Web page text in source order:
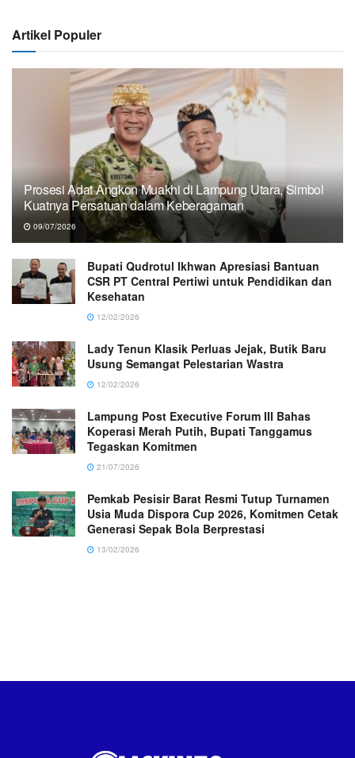
Artikel Populer
Prosesi Adat Angkon Muakhi di Lampung Utara, Simbol
Kuatnya Persatuan dalam Keberagaman
09/07/2026
Bupati Qudrotul Ikhwan Apresiasi Bantuan
CSR PT Central Pertiwi untuk Pendidikan dan
Kesehatan
12/02/2026
Lady Tenun Klasik Perluas Jejak, Butik Baru
Usung Semangat Pelestarian Wastra
12/02/2026
Lampung Post Executive Forum III Bahas
Koperasi Merah Putih, Bupati Tanggamus
Tegaskan Komitmen
21/07/2026
Pemkab Pesisir Barat Resmi Tutup Turnamen
Usia Muda Dispora Cup 2026, Komitmen Cetak
Generasi Sepak Bola Berprestasi
13/02/2026